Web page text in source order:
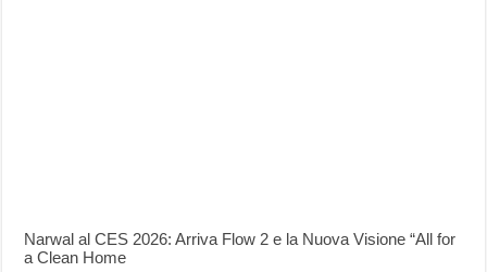
Narwal al CES 2026: Arriva Flow 2 e la Nuova Visione “All for
a Clean Home